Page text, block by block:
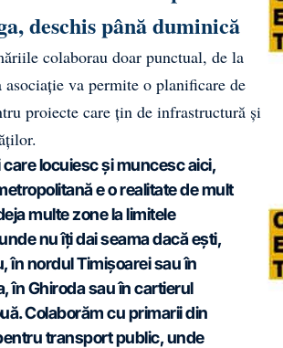
deschis până duminică
colaborau doar punctual, de la
asociație va permite o planificare de
proiecte care țin de infrastructură și
care locuiesc și muncesc aici,
e o realitate de mult
multe zone la limitele
nu îți dai seama dacă ești,
în nordul Timișoarei sau în
în Ghiroda sau în cartierul
Colaborăm cu primarii din
transport public, unde